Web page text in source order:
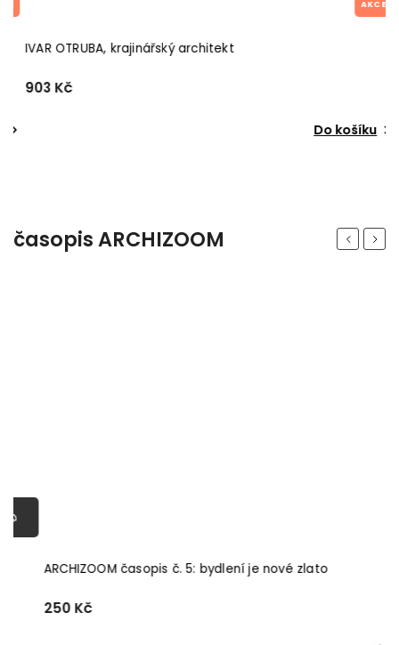
IVAR OTRUBA, krajinářský architekt
903 Kč
Do košíku
časopis ARCHIZOOM Previous
ARCHIZOOM časopis č. 5: bydlení je nové zlato
250 Kč
Next